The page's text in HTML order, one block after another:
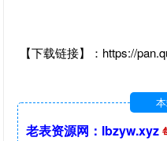
【下载链接】：https://
老表资源网：lbzyw.xyz